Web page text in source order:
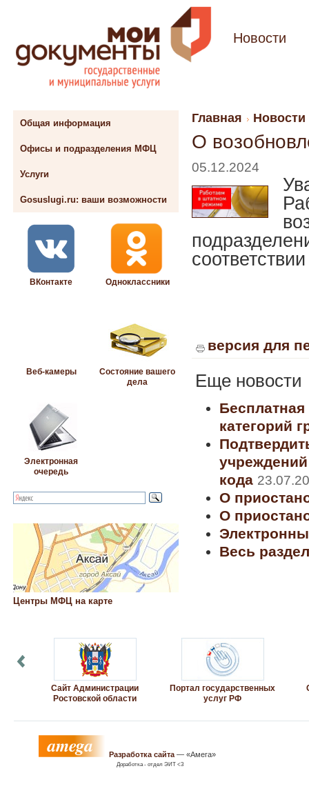
Новости
Общая информация
Офисы и подразделения МФЦ
Услуги
Gosuslugi.ru: ваши возможности
ВКонтакте Одноклассники
Веб-камеры
Состояние вашего
дела
Электронная
очередь
Центры МФЦ на карте
Главная Новости
О
05.12.2024
версия для
Еще новости
категорий
кода
О
О
Весь раздел
Сайт Администрации
Ростовской области
Портал государственных
услуг РФ
Разработка сайта— «Амега»
Доработка - отдел ЭИТ <3